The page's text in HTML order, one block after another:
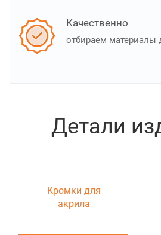
Качественно
отбираем материалы
Детали
Кромки для
акрила